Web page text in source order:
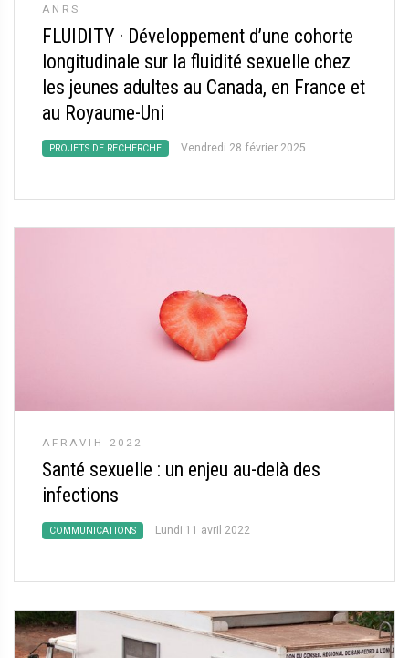
ANRS
FLUIDITY · Développement d’une cohorte
longitudinale sur la fluidité sexuelle chez
les jeunes adultes au Canada, en France et
au Royaume-Uni
PROJETS DE RECHERCHE Vendredi 28 février 2025
AFRAVIH 2022
Santé sexuelle : un enjeu au-delà des
infections
COMMUNICATIONS Lundi 11 avril 2022